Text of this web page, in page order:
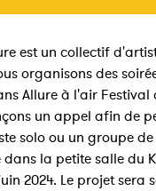
est un collectif
organisons des
Allure à l'air Festival
un appel afin de
solo ou un groupe de
la petite salle du
2024. Le projet sera